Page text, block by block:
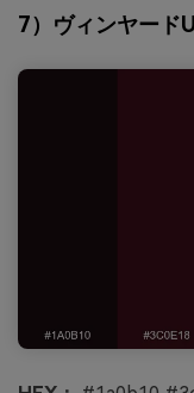
7）ヴィンヤード